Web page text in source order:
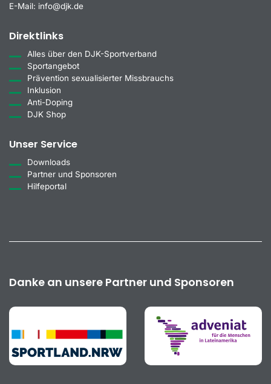
E-Mail: info@djk.de
Direktlinks
Alles über den DJK-Sportverband
Sportangebot
Prävention sexualisierter Missbrauchs
Inklusion
Anti-Doping
DJK Shop
Unser Service
Downloads
Partner und Sponsoren
Hilfeportal
Danke an unsere Partner und Sponsoren